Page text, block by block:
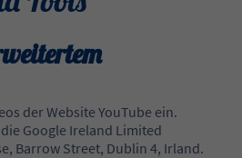
der Website YouTube ein.
Google Ireland Limited
Barrow Street, Dublin 4, Irland.